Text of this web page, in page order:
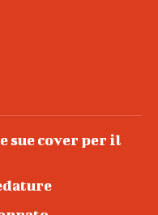
sue cover per il